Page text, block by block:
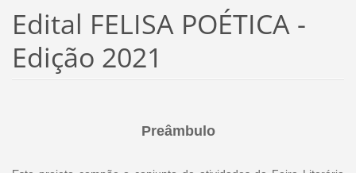
Edital FELISA POÉTICA -
Edição 2021
Preâmbulo